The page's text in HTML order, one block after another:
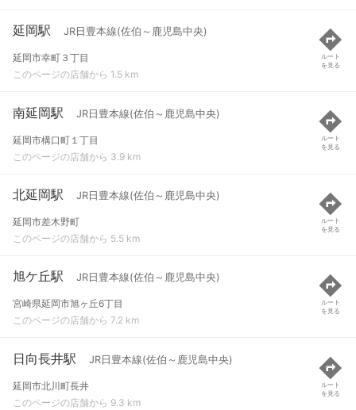
延岡駅 JR日豊本線(佐伯～鹿児島中央)
延岡市幸町３丁目
このページの店舗から 1.5 km
ルート
を見る
南延岡駅 JR日豊本線(佐伯～鹿児島中央)
延岡市構口町１丁目
このページの店舗から 3.9 km
ルート
を見る
北延岡駅 JR日豊本線(佐伯～鹿児島中央)
延岡市差木野町
このページの店舗から 5.5 km
ルート
を見る
旭ケ丘駅 JR日豊本線(佐伯～鹿児島中央)
宮崎県延岡市旭ヶ丘6丁目
このページの店舗から 7.2 km
ルート
を見る
日向長井駅 JR日豊本線(佐伯～鹿児島中央)
延岡市北川町長井
このページの店舗から 9.3 km
ルート
を見る